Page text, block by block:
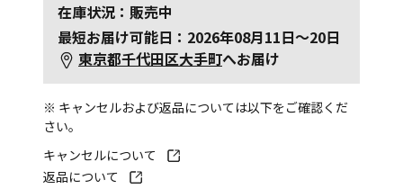
在庫状況：販売中
最短お届け可能日：2026年08月11日～20日
東京都千代田区大手町へお届け
※ キャンセルおよび返品については以下をご確認くだ
さい。
キャンセルについて
返品について